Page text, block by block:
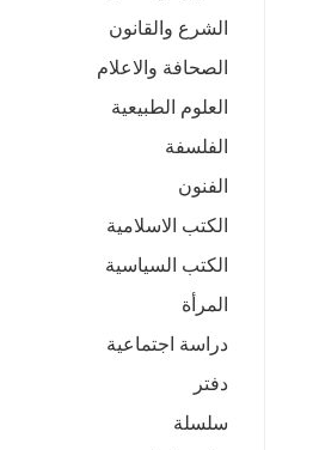
الشرع والقانون
الصحافة والاعلام
العلوم الطبيعية
الفلسفة
الفنون
الكتب الاسلامية
الكتب السياسية
المرأة
دراسة اجتماعية
دفتر
سلسلة